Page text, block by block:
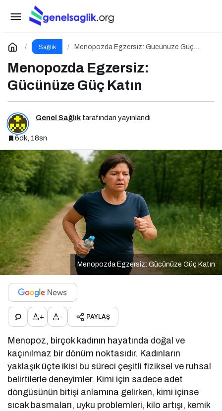
Sağlık
Menopozda Egzersiz: Gücünüze Güç
Menopozda Egzersiz:
Gücünüze Güç Katın
Genel Sağlık tarafından yayınlandı
6dk, 18sn
Menopozda Egzersiz: Gücünüze Güç Katın
+ - PAYLAŞ
Menopoz, birçok kadının hayatında doğal ve
kaçınılmaz bir dönüm noktasıdır. Kadınların
yaklaşık üçte ikisi bu süreci çeşitli fiziksel ve ruhsal
belirtilerle deneyimler. Kimi için sadece adet
döngüsünün bitişi anlamına gelirken, kimi içinse
sıcak basmaları, uyku problemleri, kilo artışı, kemik
Fizik Tedavi ve Rehabilitasyon Uzmanı Prof. Dr.
Turgut Göksoy, epidural stimülasyonla omurilik
yaralanmaları tedavisi hakkındaki sorularımızı
Yorum Yap